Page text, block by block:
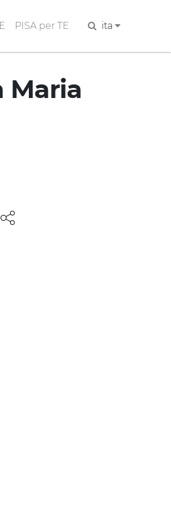
PISA per TE Cerca ita
Maria